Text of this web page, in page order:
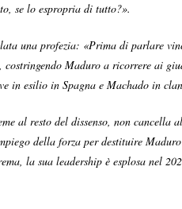
se lo espropria di tutto?».
una profezia: «Prima di parlare
costringendo Maduro a ricorrere ai
in esilio in Spagna e Machado in
al resto del dissenso, non
della forza per destituire
la sua leadership è esplosa nel